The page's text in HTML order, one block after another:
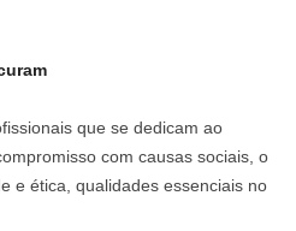
que se dedicam ao
com causas sociais, o
e ética, qualidades essenciais no